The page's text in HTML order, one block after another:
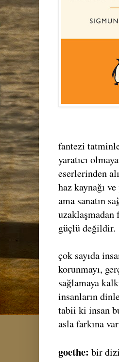
fantezi
yaratıcı
eserlerinden
haz kaynağı
ama sanatın
uzaklaşmadan
güçlü değildir.
çok sayıda
korunmayı,
sağlamaya
insanların
tabii ki insan
asla farkına
goethe: bir